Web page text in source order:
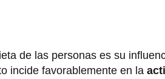
de las personas es su
incide favorablemente en la